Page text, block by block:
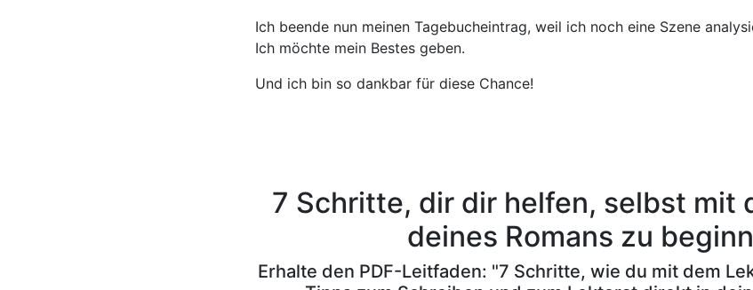
Ich beende nun meinen Tagebucheintrag, weil ich noch eine Szene
Ich möchte mein Bestes geben.
Und ich bin so dankbar für diese Chance!
7 Schritte, dir dir helfen, selbst mit
deines Romans zu
Erhalte den PDF-Leitfaden: "7 Schritte, wie du mit dem